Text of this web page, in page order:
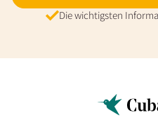
Die wichtigsten